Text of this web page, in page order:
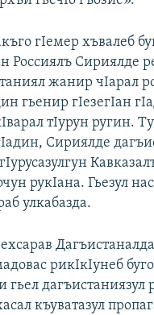
гIемер хъвалеб
Россиялъ Сириялде
жанир чIарал
гьенир гIезегIан
тIурун ругин.
Сириялде
рукIана. Гьезул
улкабазда.
рикIкIунеб
гьел дагъистаниязул
къуватазул